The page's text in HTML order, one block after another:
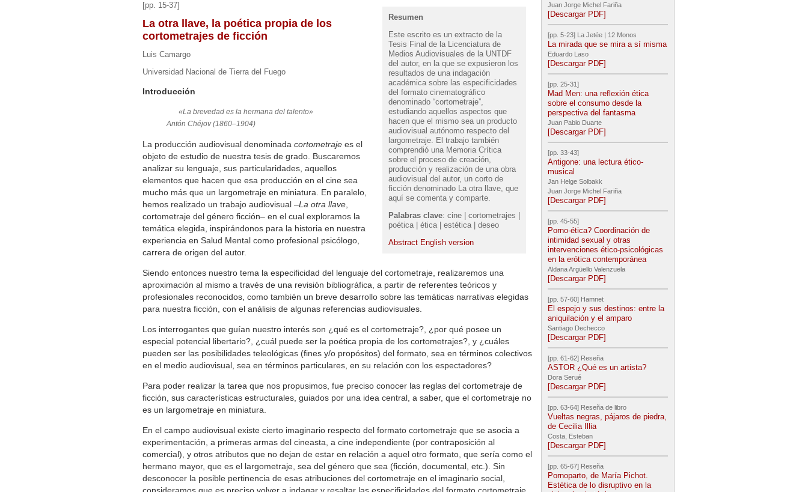
Resumen
Este escrito es un extracto de la
Tesis Final de la Licenciatura de
Medios Audiovisuales de la UNTDF
del autor, en la que se expusieron los
resultados de una indagación
académica sobre las especificidades
del formato cinematográfico
denominado “cortometraje”,
estudiando aquellos aspectos que
hacen que el mismo sea un producto
audiovisual autónomo respecto del
largometraje. El trabajo también
comprendió una Memoria Crítica
sobre el proceso de creación,
producción y realización de una obra
audiovisual del autor, un corto de
ficción denominado La otra llave, que
aquí se comenta y comparte.
Palabras clave: cine | cortometrajes |
poética | ética | estética | deseo
Abstract English version
[pp. 15-37]
La otra llave, la poética propia de los
cortometrajes de ficción
Luis Camargo
Universidad Nacional de Tierra del Fuego
Introducción
«La brevedad es la hermana del talento»
Antón Chéjov (1860–1904)
La producción audiovisual denominada cortometraje es el
objeto de estudio de nuestra tesis de grado. Buscaremos
analizar su lenguaje, sus particularidades, aquellos
elementos que hacen que esa producción en el cine sea
mucho más que un largometraje en miniatura. En paralelo,
hemos realizado un trabajo audiovisual –La otra llave
cortometraje del género ficción– en el cual exploramos la
temática elegida, inspirándonos para la historia en nuestra
experiencia en Salud Mental como profesional psicólogo,
carrera de origen del autor.
Siendo entonces nuestro tema la especificidad del lenguaje del cortometraje, realizaremos una
aproximación al mismo a través de una revisión bibliográfica, a partir de referentes teóricos y
profesionales reconocidos, como también un breve desarrollo sobre las temáticas narrativas elegidas
para nuestra ficción, con el análisis de algunas referencias audiovisuales.
Los interrogantes que guían nuestro interés son ¿qué es el cortometraje?, ¿por qué posee un
especial potencial libertario?, ¿cuál puede ser la poética propia de los cortometrajes?, y ¿cuáles
pueden ser las posibilidades teleológicas (fines y/o propósitos) del formato, sea en términos colectivos
en el medio audiovisual, sea en términos particulares, en su relación con los espectadores?
Para poder realizar la tarea que nos propusimos, fue preciso conocer las reglas del cortometraje de
ficción, sus características estructurales, guiados por una idea central, a saber, que el cortometraje no
es un largometraje en miniatura.
En el campo audiovisual existe cierto imaginario respecto del formato cortometraje que se asocia a
experimentación, a primeras armas del cineasta, a cine independiente (por contraposición al
comercial), y otros atributos que no dejan de estar en relación a aquel otro formato, que sería como el
hermano mayor, que es el largometraje, sea del género que sea (ficción, documental, etc.). Sin
desconocer la posible pertinencia de esas atribuciones del cortometraje en el imaginario social,
Juan Jorge Michel Fariña
[Descargar PDF]
[pp. 5-23] La Jetée | 12 Monos
La mirada que se mira a sí misma
Eduardo Laso
[Descargar PDF]
[pp. 25-31]
Mad Men: una reflexión ética
sobre el consumo desde la
perspectiva del fantasma
Juan Pablo Duarte
[Descargar PDF]
[pp. 33-43]
Antigone: una lectura ético-
musical
Jan Helge Solbakk
Juan Jorge Michel Fariña
[Descargar PDF]
[pp. 45-55]
Porno-ética? Coordinación de
intimidad sexual y otras
intervenciones ético-psicológicas
en la erótica contemporánea
Aldana Argüello Valenzuela
[Descargar PDF]
[pp. 57-60] Hamnet
El espejo y sus destinos: entre la
aniquilación y el amparo
Santiago Dechecco
[Descargar PDF]
[pp. 61-62] Reseña
ASTOR ¿Qué es un artista?
Dora Serué
[Descargar PDF]
[pp. 63-64] Reseña de libro
Vueltas negras, pájaros de piedra,
de Cecilia Illia
Costa, Esteban
[Descargar PDF]
[pp. 65-67] Reseña
Pornoparto, de María Pichot.
Estética de lo disruptivo en la